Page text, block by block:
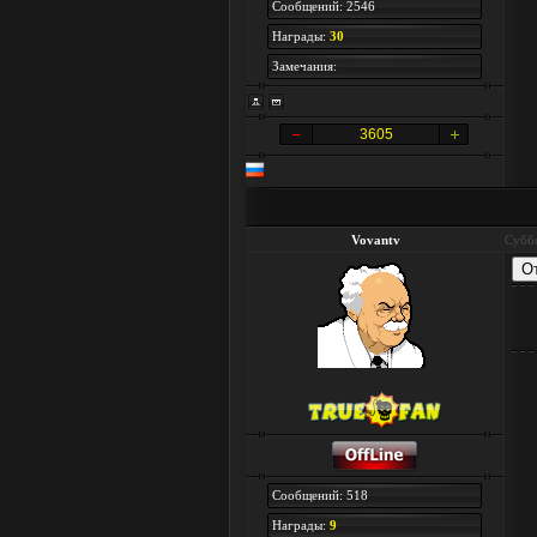
Сообщений: 2546
Награды: 30
Замечания:
3605
Vovantv
Сообщений: 518
Награды: 9